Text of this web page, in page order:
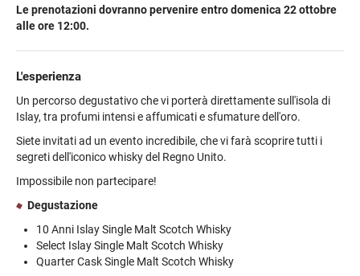
Le prenotazioni dovranno pervenire entro domenica 22 ottobre
alle ore 12:00.
L'esperienza
Un percorso degustativo che vi porterà direttamente sull'isola di
Islay, tra profumi intensi e affumicati e sfumature dell'oro.
Siete invitati ad un evento incredibile, che vi farà scoprire tutti i
segreti dell'iconico whisky del Regno Unito.
Impossibile non partecipare!
Degustazione
10 Anni Islay Single Malt Scotch Whisky
Select Islay Single Malt Scotch Whisky
Quarter Cask Single Malt Scotch Whisky